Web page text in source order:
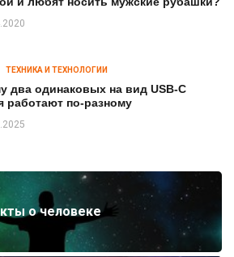
ТЕХНИКА И ТЕХНОЛОГИИ
два одинаковых на вид USB-C
работают по-разному
о человеке